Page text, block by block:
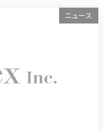
ニュース